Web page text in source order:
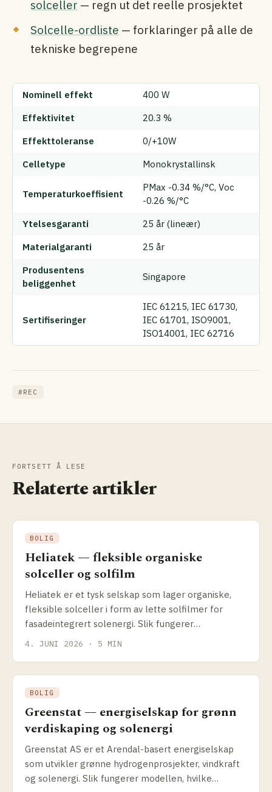
solceller — regn ut det reelle prosjektet
Solcelle-ordliste — forklaringer på alle de
tekniske begrepene
Nominell effekt
400 W
Effektivitet
20.3 %
Effekttoleranse
0/+10W
Celletype
Monokrystallinsk
Temperaturkoeffisient
PMax -0.34 %/°C, Voc
-0.26 %/°C
Ytelsesgaranti
25 år (lineær)
Materialgaranti
25 år
Produsentens
beliggenhet
Singapore
Sertifiseringer
IEC 61215, IEC 61730,
IEC 61701, ISO9001,
ISO14001, IEC 62716
#REC
FORTSETT Å LESE
Relaterte artikler
BOLIG
Heliatek — fleksible organiske
solceller og solfilm
Heliatek er et tysk selskap som lager organiske,
fleksible solceller i form av lette solfilmer for
fasadeintegrert solenergi. Slik fungerer
4. JUNI 2026 · 5 MIN
BOLIG
Greenstat — energiselskap for grønn
verdiskaping og solenergi
Greenstat AS er et Arendal-basert energiselskap
som utvikler grønne hydrogenprosjekter, vindkraft
og solenergi. Slik fungerer modellen, hvilke